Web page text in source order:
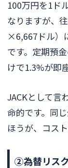
100万円を1ド
なりますが、
×6,667ドル）
です。定期預
けで1.3%が即
JACKとして言
命的です。同
ほうが、コス
②為替リス